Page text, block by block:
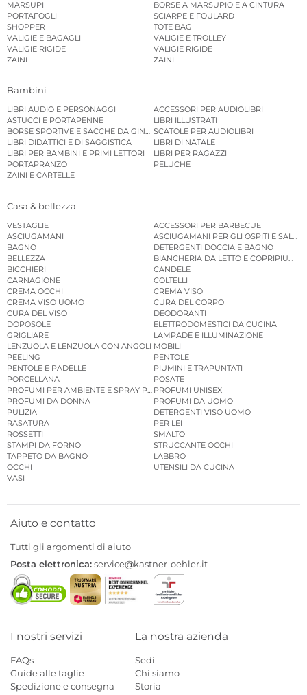
MARSUPI
BORSE A MARSUPIO E A CINTURA
PORTAFOGLI
SCIARPE E FOULARD
SHOPPER
TOTE BAG
VALIGIE E BAGAGLI
VALIGIE E TROLLEY
VALIGIE RIGIDE
VALIGIE RIGIDE
ZAINI
ZAINI
Bambini
LIBRI AUDIO E PERSONAGGI
ACCESSORI PER AUDIOLIBRI
ASTUCCI E PORTAPENNE
LIBRI ILLUSTRATI
BORSE SPORTIVE E SACCHE DA GINNASTICASCATOLE PER AUDIOLIBRI
LIBRI DIDATTICI E DI SAGGISTICA
LIBRI DI NATALE
LIBRI PER BAMBINI E PRIMI LETTORI
LIBRI PER RAGAZZI
PORTAPRANZO
PELUCHE
ZAINI E CARTELLE
Casa & bellezza
VESTAGLIE
ACCESSORI PER BARBECUE
ASCIUGAMANI
ASCIUGAMANI PER GLI OSPITI E
BAGNO
DETERGENTI DOCCIA E BAGNO
BELLEZZA
BIANCHERIA DA LETTO E COPRIPIUMINI
BICCHIERI
CANDELE
CARNAGIONE
COLTELLI
CREMA OCCHI
CREMA VISO
CREMA VISO UOMO
CURA DEL CORPO
CURA DEL VISO
DEODORANTI
DOPOSOLE
ELETTRODOMESTICI DA CUCINA
GRIGLIARE
LAMPADE E ILLUMINAZIONE
LENZUOLA E LENZUOLA CON ANGOLI MOBILI
PEELING
PENTOLE
PENTOLE E PADELLE
PIUMINI E TRAPUNTATI
PORCELLANA
POSATE
PROFUMI PER AMBIENTE E SPRAY PER AMBIENTE
PROFUMI UNISEX
PROFUMI DA DONNA
PROFUMI DA UOMO
PULIZIA
DETERGENTI VISO UOMO
RASATURA
PER LEI
ROSSETTI
SMALTO
STAMPI DA FORNO
STRUCCANTE OCCHI
TAPPETO DA BAGNO
LABBRO
OCCHI
UTENSILI DA CUCINA
VASI
Aiuto e contatto
Tutti gli argomenti di aiuto
Posta elettronica:service@kastner-oehler.it
I nostri servizi
FAQs
Guide alle taglie
Spedizione e consegna
La nostra azienda
Sedi
Chi siamo
Storia